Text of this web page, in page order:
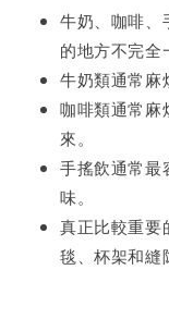
牛奶、咖啡、
的地方不完全
牛奶類通常麻
咖啡類通常麻
來。
手搖飲通常最
味。
真正比較重要
毯、杯架和縫